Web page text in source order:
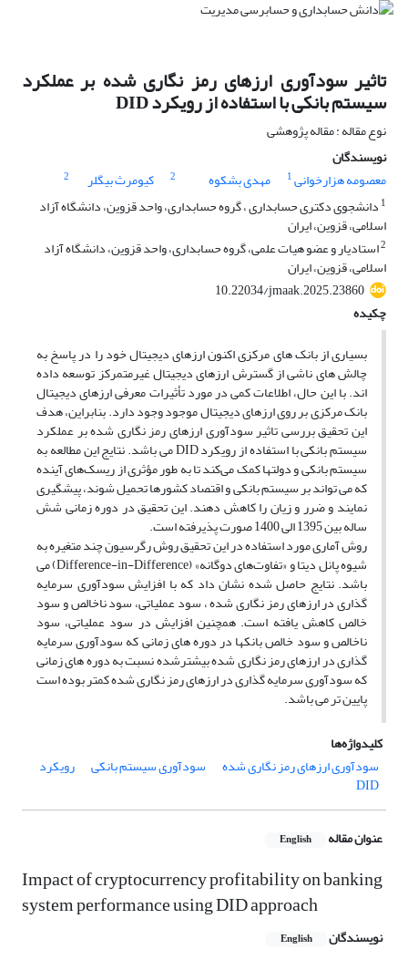
تاثیر سودآوری ارزهای رمز نگاری شده بر عملکرد
سیستم بانکی با استفاده از رویکرد DID
نوع مقاله : مقاله پژوهشی
نویسندگان
معصومه هزارخوانی1 مهدی بشکوه 2 کیومرث بیگلر
2
1 دانشجوی دکتری حسابداری ، گروه حسابداری، واحد قزوین، دانشگاه آزاد
اسلامی، قزوین، ایران
2استادیار و عضو هیات علمی، گروه حسابداری، واحد قزوین، دانشگاه آزاد
اسلامی، قزوین، ایران
10.22034/jmaak.2025.23860
چکیده
بسیاری از بانک های مرکزی اکنون ارزهای دیجیتال خود را در پاسخ به
چالش های ناشی از گسترش ارزهای دیجیتال غیرمتمرکز توسعه داده
اند. با این حال، اطلاعات کمی در مورد تأثیرات معرفی ارزهای دیجیتال
بانک مرکزی بر روی ارزهای دیجیتال موجود وجود دارد. بنابراین، هدف
این تحقیق بررسی تاثیر سودآوری ارزهای رمز نگاری شده بر عملکرد
سیستم بانکی با استفاده از رویکرد DID می باشد. نتایج این مطالعه به
سیستم بانکی و دولتها کمک می‌کند تا به طور مؤثری از ریسک‌های آینده
که می تواند بر سیستم بانکی و اقتصاد کشورها تحمیل شوند، پیشگیری
نمایند و ضرر و زیان را کاهش دهند. این تحقیق در دوره زمانی شش
ساله بین 1395 الی 1400 صورت پذیرفته است.
روش آماری مورد استفاده در این تحقیق روش رگرسیون چند متغیره به
شیوه پانل دیتا و «تفاوت‌های دوگانه» (Difference-in-Difference) می
باشد. نتایج حاصل شده نشان داد که با افزایش سودآوری سرمایه
گذاری در ارزهای رمز نگاری شده ، سود عملیاتی، سود ناخالص و سود
خالص کاهش یافته است. همچنین افزایش در سود عملیاتی، سود
ناخالص و سود خالص بانکها در دوره های زمانی که سودآوری سرمایه
گذاری در ارزهای رمز نگاری شده بیشترشده نسبت به دوره های زمانی
که سودآوری سرمایه گذاری در ارزهای رمز نگاری شده کمتر بوده است
پایین تر می باشد.
کلیدواژه‌ها
سودآوری ارزهای رمز نگاری شده
سودآوری سیستم بانکی رویکرد
DID
عنوان مقاله English
Impact of cryptocurrency profitability on banking
system performance using DID approach
نویسندگان English